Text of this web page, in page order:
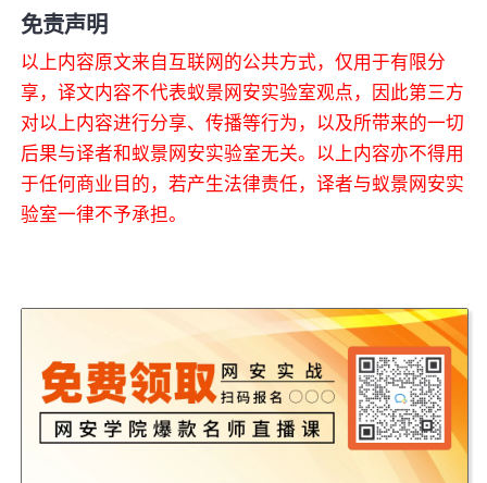
免责声明
以上内容原文来自互联网的公共方式，仅用于有限分
享，译文内容不代表蚁景网安实验室观点，因此第三方
对以上内容进行分享、传播等行为，以及所带来的一切
后果与译者和蚁景网安实验室无关。以上内容亦不得用
于任何商业目的，若产生法律责任，译者与蚁景网安实
验室一律不予承担。